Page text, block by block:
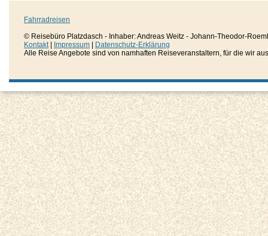
Fahrradreisen
© Reisebüro Platzdasch - Inhaber: Andreas Weitz - Johann-Theodor-
Kontakt| Impressum
Datenschutz-Erklärung
Alle Reise Angebote sind von namhaften Reiseveranstaltern, für die wir